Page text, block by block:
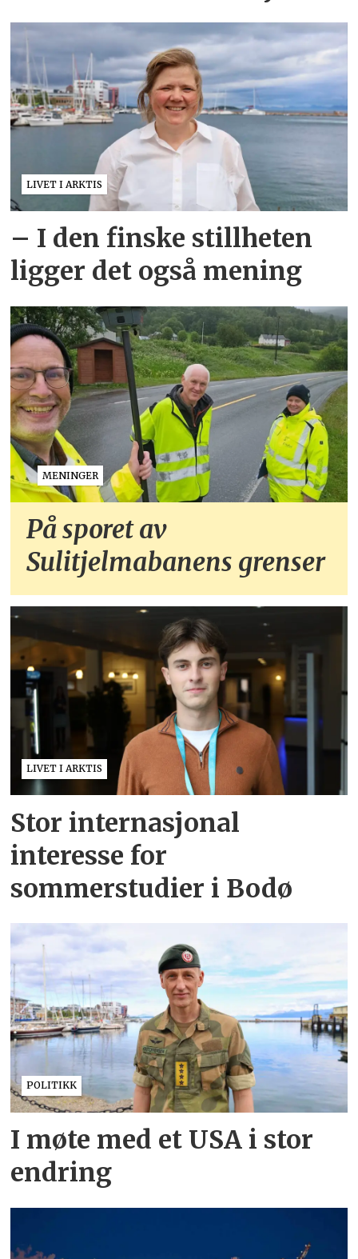
LIVET I ARKTIS
– I den finske stillheten
ligger det også mening
MENINGER
På sporet av
Sulitjelmabanens grenser
LIVET I ARKTIS
Stor internasjonal
interesse for
sommerstudier i Bodø
POLITIKK
I møte med et USA i stor
endring